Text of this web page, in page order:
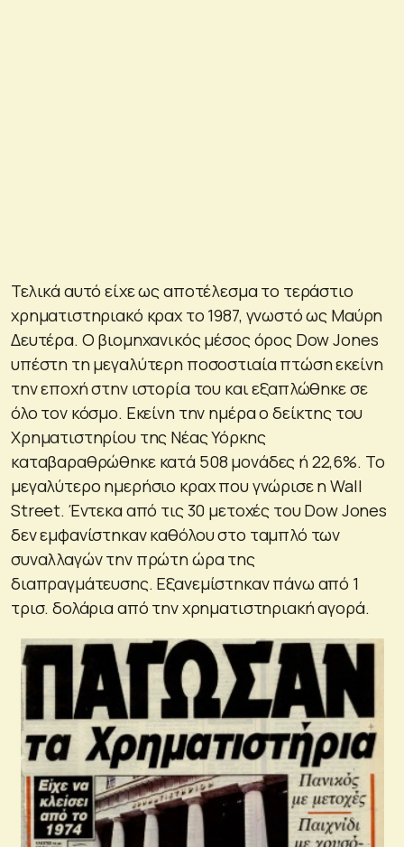
Τελικά αυτό είχε ως αποτέλεσμα το τεράστιο
χρηματιστηριακό κραχ το 1987, γνωστό ως Μαύρη
Δευτέρα. Ο βιομηχανικός μέσος όρος Dow Jones
υπέστη τη μεγαλύτερη ποσοστιαία πτώση εκείνη
την εποχή στην ιστορία του και εξαπλώθηκε σε
όλο τον κόσμο. Εκείνη την ημέρα ο δείκτης του
Χρηματιστηρίου της Νέας Υόρκης
καταβαραθρώθηκε κατά 508 μονάδες ή 22,6%. Το
μεγαλύτερο ημερήσιο κραχ που γνώρισε η Wall
Street. Έντεκα από τις 30 μετοχές του Dow Jones
δεν εμφανίστηκαν καθόλου στο ταμπλό των
συναλλαγών την πρώτη ώρα της
διαπραγμάτευσης. Εξανεμίστηκαν πάνω από 1
τρισ. δολάρια από την χρηματιστηριακή αγορά.